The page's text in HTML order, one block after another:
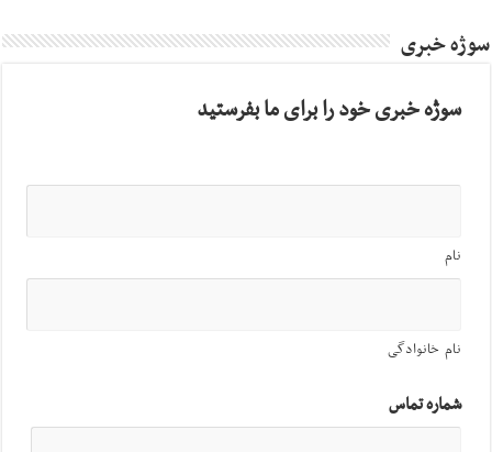
سوژه خبری
سوژه خبری خود را برای ما بفرستید
نام
نام خانوادگی
شماره تماس